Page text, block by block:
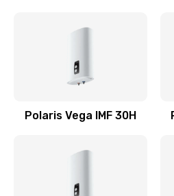
1000
Polaris Vega IMF 30H